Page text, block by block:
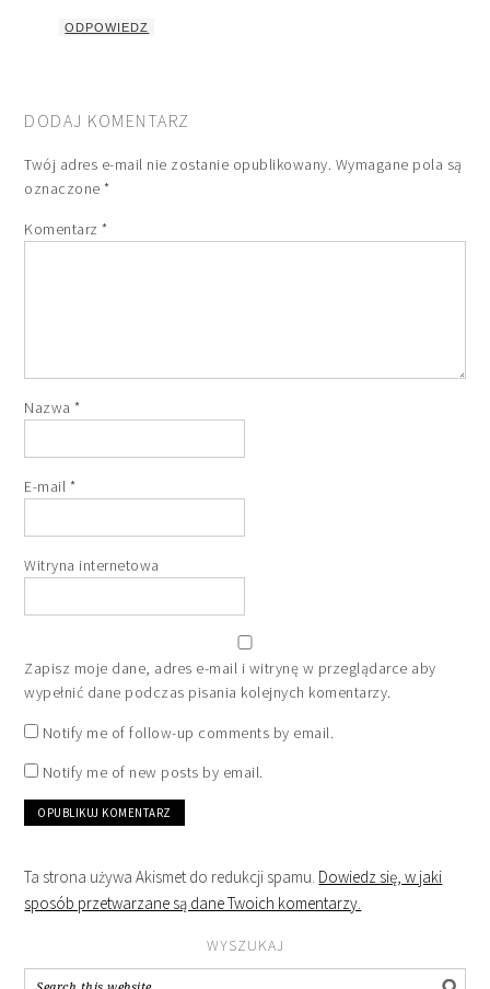
ODPOWIEDZ
DODAJ KOMENTARZ
Twój adres e-mail nie zostanie opublikowany. Wymagane pola są
oznaczone*
Komentarz*
Nazwa*
E-mail *
Witryna internetowa
Zapisz moje dane, adres e-mail i witrynę w przeglądarce aby
wypełnić dane podczas pisania kolejnych komentarzy.
Notify me of follow-up comments by email.
Notify me of new posts by email.
Ta strona używa Akismet do redukcji spamu. Dowiedz się, w jaki
sposób przetwarzane są dane Twoich komentarzy.
WYSZUKAJ